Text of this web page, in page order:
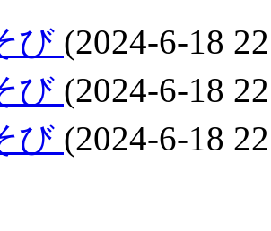
び (2024-6-18
び (2024-6-18
び (2024-6-18